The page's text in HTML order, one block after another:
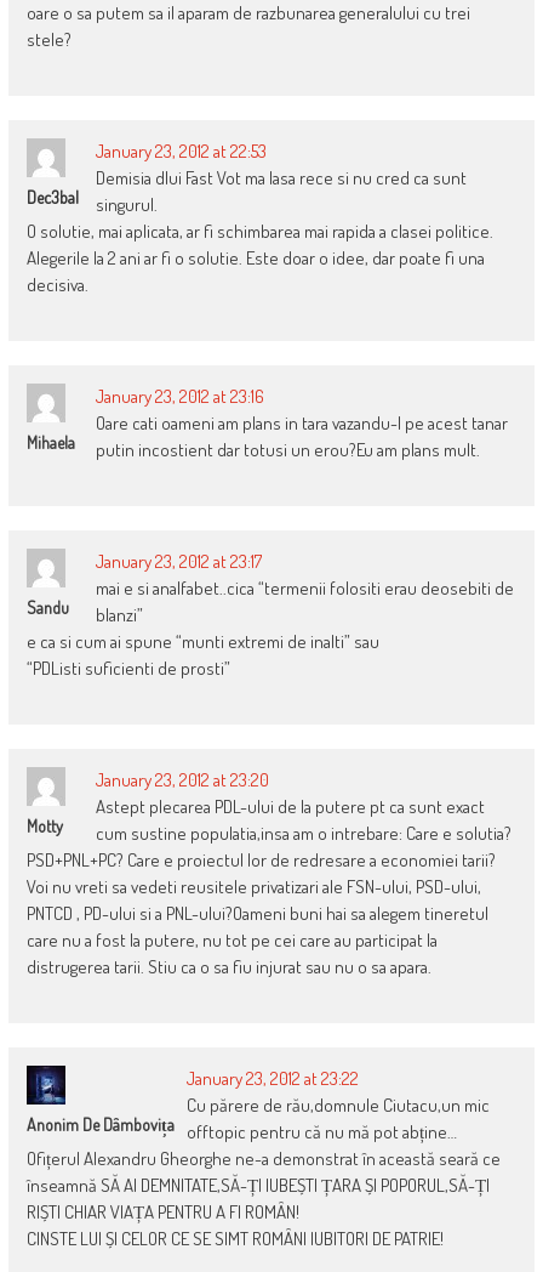
oare o sa putem sa il aparam de razbunarea generalului cu trei
stele?
Dec3bal
January 23, 2012 at 22:53
Demisia dlui Fast Vot ma lasa rece si nu cred ca sunt
singurul.
O solutie, mai aplicata, ar fi schimbarea mai rapida a clasei politice.
Alegerile la 2 ani ar fi o solutie. Este doar o idee, dar poate fi una
decisiva.
Mihaela
January 23, 2012 at 23:16
Oare cati oameni am plans in tara vazandu-l pe acest tanar
putin incostient dar totusi un erou?Eu am plans mult.
Sandu
January 23, 2012 at 23:17
mai e si analfabet..cica “termenii folositi erau deosebiti de
blanzi”
e ca si cum ai spune “munti extremi de inalti” sau
“PDListi suficienti de prosti”
Motty
January 23, 2012 at 23:20
Astept plecarea PDL-ului de la putere pt ca sunt exact
cum sustine populatia,insa am o intrebare: Care e solutia?
PSD+PNL+PC? Care e proiectul lor de redresare a economiei tarii?
Voi nu vreti sa vedeti reusitele privatizari ale FSN-ului, PSD-ului,
PNTCD , PD-ului si a PNL-ului?Oameni buni hai sa alegem tineretul
care nu a fost la putere, nu tot pe cei care au participat la
distrugerea tarii. Stiu ca o sa fiu injurat sau nu o sa apara.
Anonim De Dâmbovița
January 23, 2012 at 23:22
Cu părere de rău,domnule Ciutacu,un mic
offtopic pentru că nu mă pot abține…
Ofițerul Alexandru Gheorghe ne-a demonstrat în această seară ce
înseamnă SĂ AI DEMNITATE,SĂ-ȚI IUBEȘTI ȚARA ȘI POPORUL,SĂ-ȚI
RIȘTI CHIAR VIAȚA PENTRU A FI ROMÂN!
CINSTE LUI ȘI CELOR CE SE SIMT ROMÂNI IUBITORI DE PATRIE!